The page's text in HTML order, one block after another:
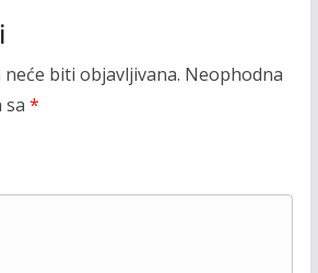
neće biti objavljivana. Neophodna
sa *